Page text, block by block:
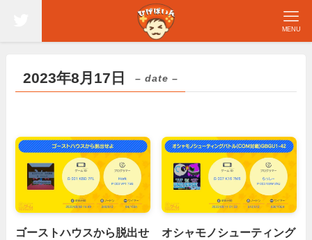
MENU
2023年8月17日 – date –
ゴーストハウスから脱出せ
オシャモノシューティング